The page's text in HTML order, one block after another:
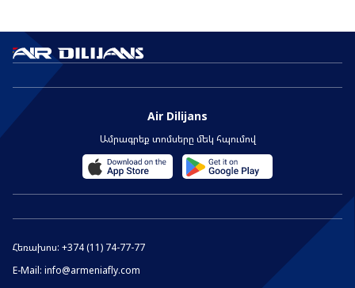
Հեռախոս: +374 (11) 74-77-77
E-Mail: info@armeniafly.com
Air Dilijans
Ամրագրեք տոմսերը մեկ հպումով